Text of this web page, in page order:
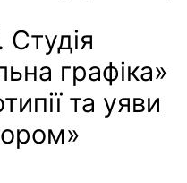
графіка»
та уяви